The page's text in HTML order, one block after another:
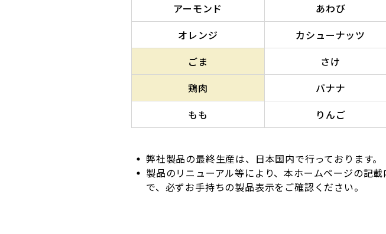
アーモンド
あわび
オレンジ
カシューナッツ
ごま
さけ
鶏肉
バナナ
もも
りんご
弊社製品の最終生産は、日本国内で行っております。
製品のリニューアル等により、本ホームページの記
で、必ずお手持ちの製品表示をご確認ください。